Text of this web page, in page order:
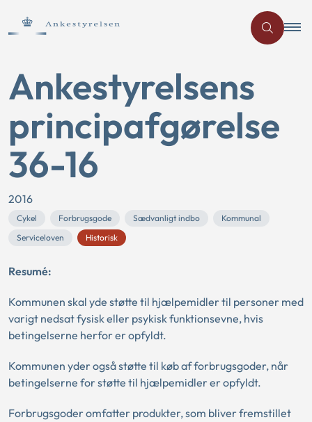
Ankestyrelsens
principafgørelse
36-16
2016
Cykel Forbrugsgode Sædvanligt indbo
Kommunal
Serviceloven
Historisk
Resumé:
Kommunen skal yde støtte til hjælpemidler til personer med
varigt nedsat fysisk eller psykisk funktionsevne, hvis
betingelserne herfor er opfyldt.
Kommunen yder også støtte til køb af forbrugsgoder, når
betingelserne for støtte til hjælpemidler er opfyldt.
Forbrugsgoder omfatter produkter, som bliver fremstillet